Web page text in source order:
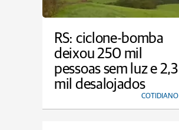
RS: ciclone-bomba
deixou 250 mil
pessoas sem luz e 2,3
mil desalojados
COTIDIANO